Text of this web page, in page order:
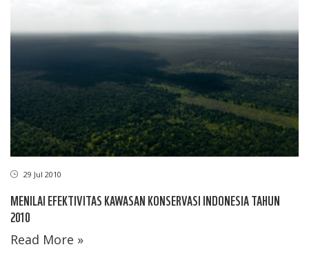
29 Jul 2010
MENILAI EFEKTIVITAS KAWASAN KONSERVASI INDONESIA TAHUN
2010
Read More »